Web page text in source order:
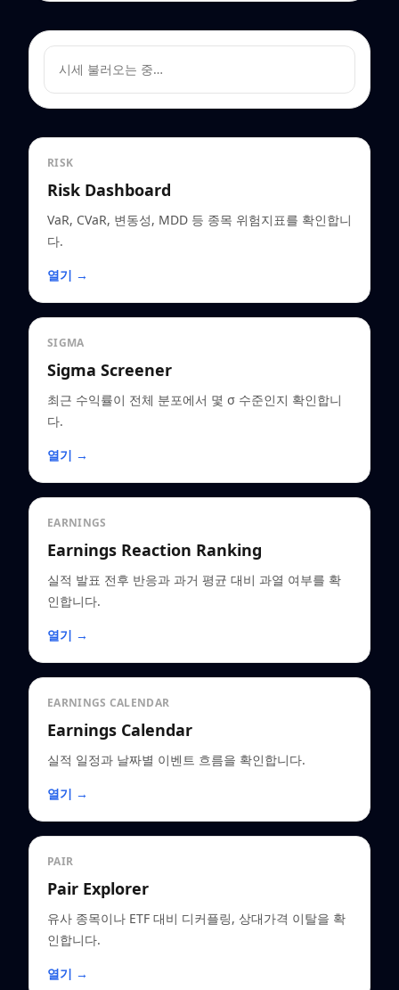
시세 불러오는 중…
RISK
Risk Dashboard
VaR, CVaR, 변동성, MDD 등 종목 위험지표를 확인합니
다.
열기 →
SIGMA
Sigma Screener
최근 수익률이 전체 분포에서 몇 σ 수준인지 확인합니
다.
열기 →
EARNINGS
Earnings Reaction Ranking
실적 발표 전후 반응과 과거 평균 대비 과열 여부를 확
인합니다.
열기 →
EARNINGS CALENDAR
Earnings Calendar
실적 일정과 날짜별 이벤트 흐름을 확인합니다.
열기 →
PAIR
Pair Explorer
유사 종목이나 ETF 대비 디커플링, 상대가격 이탈을 확
인합니다.
열기 →